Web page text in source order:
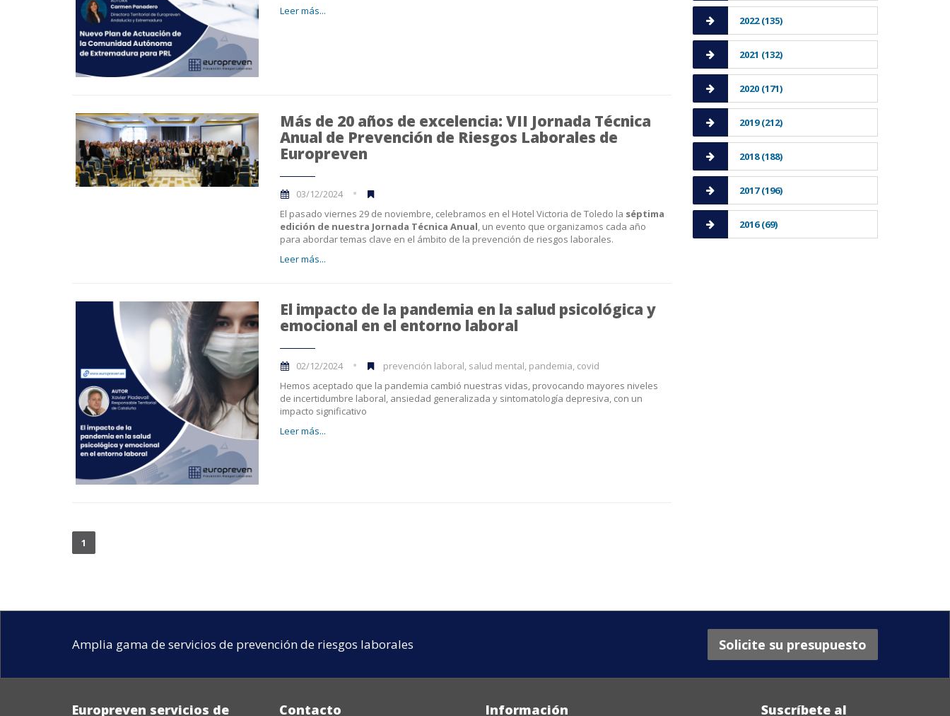
Leer más...
Más de 20 años de excelencia: VII Jornada Técnica
Anual de Prevención de Riesgos Laborales de
Europreven
03/12/2024
El pasado viernes 29 de noviembre, celebramos en el Hotel Victoria de Toledo la séptima
edición de nuestra Jornada Técnica Anual, un evento que organizamos cada año
para abordar temas clave en el ámbito de la prevención de riesgos laborales.
Leer más...
El impacto de la pandemia en la salud psicológica y
emocional en el entorno laboral
02/12/2024
prevención laboral, salud mental, pandemia, covid
Hemos aceptado que la pandemia cambió nuestras vidas, provocando mayores niveles
de incertidumbre laboral, ansiedad generalizada y sintomatología depresiva, con un
impacto significativo
Leer más...
2022 (135)
2021 (132)
2020 (171)
2019 (212)
2018 (188)
2017 (196)
2016 (69)
1
Amplia gama de servicios de prevención de riesgos laborales Solicite su presupuesto
Europreven servicios de Contacto Información Suscríbete al